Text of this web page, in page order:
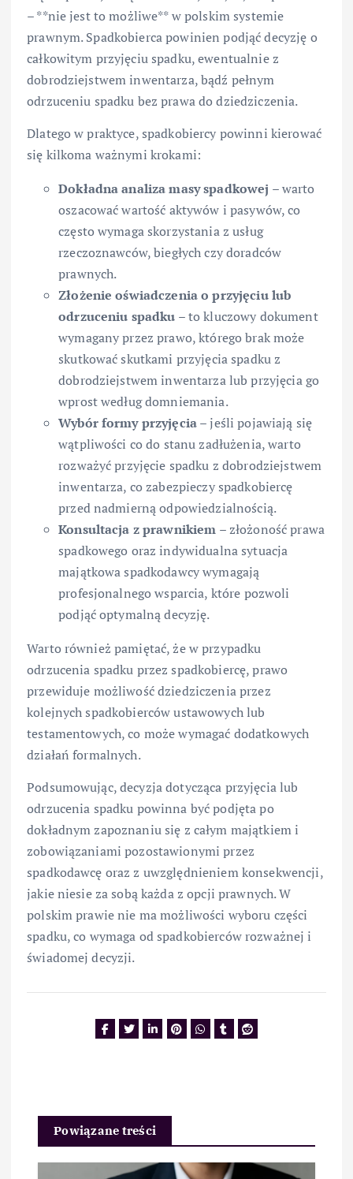
– **nie jest to możliwe** w polskim systemie
prawnym. Spadkobierca powinien podjąć decyzję o
całkowitym przyjęciu spadku, ewentualnie z
dobrodziejstwem inwentarza, bądź pełnym
odrzuceniu spadku bez prawa do dziedziczenia.
Dlatego w praktyce, spadkobiercy powinni kierować
się kilkoma ważnymi krokami:
Dokładna analiza masy spadkowej – warto
oszacować wartość aktywów i pasywów, co
często wymaga skorzystania z usług
rzeczoznawców, biegłych czy doradców
prawnych.
Złożenie oświadczenia o przyjęciu lub
odrzuceniu spadku – to kluczowy dokument
wymagany przez prawo, którego brak może
skutkować skutkami przyjęcia spadku z
dobrodziejstwem inwentarza lub przyjęcia go
wprost według domniemania.
Wybór formy przyjęcia– jeśli pojawiają się
wątpliwości co do stanu zadłużenia, warto
rozważyć przyjęcie spadku z dobrodziejstwem
inwentarza, co zabezpieczy spadkobiercę
przed nadmierną odpowiedzialnością.
Konsultacja z prawnikiem – złożoność prawa
spadkowego oraz indywidualna sytuacja
majątkowa spadkodawcy wymagają
profesjonalnego wsparcia, które pozwoli
podjąć optymalną decyzję.
Warto również pamiętać, że w przypadku
odrzucenia spadku przez spadkobiercę, prawo
przewiduje możliwość dziedziczenia przez
kolejnych spadkobierców ustawowych lub
testamentowych, co może wymagać dodatkowych
działań formalnych.
Podsumowując, decyzja dotycząca przyjęcia lub
odrzucenia spadku powinna być podjęta po
dokładnym zapoznaniu się z całym majątkiem i
zobowiązaniami pozostawionymi przez
spadkodawcę oraz z uwzględnieniem konsekwencji,
jakie niesie za sobą każda z opcji prawnych. W
polskim prawie nie ma możliwości wyboru części
spadku, co wymaga od spadkobierców rozważnej i
świadomej decyzji.
Powiązane treści